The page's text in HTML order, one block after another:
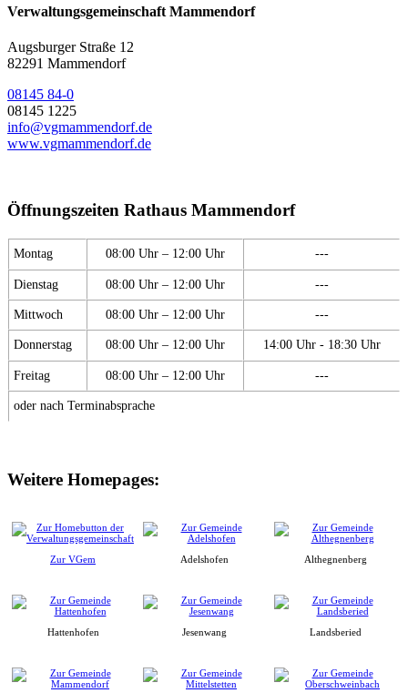
Verwaltungsgemeinschaft Mammendorf
Augsburger Straße 12
82291 Mammendorf
08145 84-0
08145 1225
info@vgmammendorf.de
www.vgmammendorf.de
Öffnungszeiten Rathaus Mammendorf
Montag 08:00 Uhr – 12:00 Uhr ---
Dienstag 08:00 Uhr – 12:00 Uhr ---
Mittwoch 08:00 Uhr – 12:00 Uhr ---
Donnerstag 08:00 Uhr – 12:00 Uhr 14:00 Uhr - 18:30 Uhr
Freitag 08:00 Uhr – 12:00 Uhr ---
oder nach Terminabsprache
Weitere Homepages:
Zur VGem Adelshofen Althegnenberg
Hattenhofen Jesenwang Landsberied